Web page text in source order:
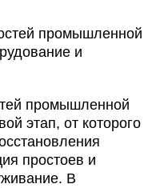
промышленной
этап, от которого
простоев и
В